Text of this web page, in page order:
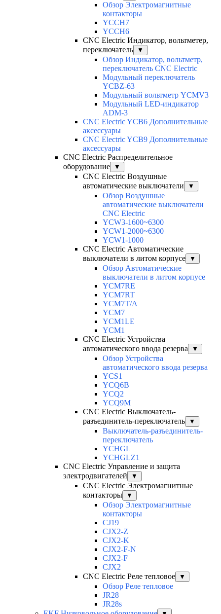
Обзор Электромагнитные
контакторы
YCCH7
YCCH6
CNC Electric Индикатор, вольтметер,
переключатель
▼
Обзор Индикатор, вольтметр,
переключатель CNC Electric
Модульный переключатель
YCBZ-63
Модульный вольтметр YCMV3
Модульный LED-индикатор
ADM-3
CNC Electric YCB6 Дополнительные
аксессуары
CNC Electric YCB9 Дополнительные
аксессуары
CNC Electric Распределительное
оборудование
▼
CNC Electric Воздушные
автоматические выключатели
▼
Обзор Воздушные
автоматические выключатели
CNC Electric
YCW3-1600~6300
YCW1-2000~6300
YCW1-1000
CNC Electric Автоматические
выключатели в литом корпусе
▼
Обзор Автоматические
выключатели в литом корпусе
YCM7RE
YCM7RT
YCM7T/A
YCM7
YCM1LE
YCM1
CNC Electric Устройства
автоматического ввода резерва
▼
Обзор Устройства
автоматического ввода резерва
YCS1
YCQ6B
YCQ2
YCQ9M
CNC Electric Выключатель-
разъединитель-переключатель
▼
Выключатель-разъединитель-
переключатель
YCHGL
YCHGLZ1
CNC Electric Управление и защита
электродвигателей
▼
CNC Electric Электромагнитные
контакторы
▼
Обзор Электромагнитные
контакторы
CJ19
CJX2-Z
CJX2-K
CJX2-F-N
CJX2-F
CJX2
CNC Electric Реле тепловое
▼
Обзор Реле тепловое
JR28
JR28s